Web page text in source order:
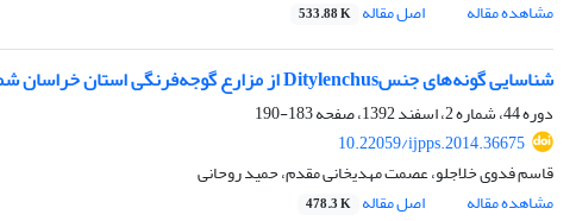
مشاهده مقاله
اصل مقاله 533.88 K
شناسایی گونه‌های جنسDitylenchus از مزارع گوجه‌فرنگی استان خراسان شمالی
دوره 44، شماره 2، اسفند 1392، صفحه
183-190
10.22059/ijpps.2014.36675
قاسم فدوی خلاجلو، عصمت مهدیخانی مقدم، حمید روحانی
مشاهده مقاله
اصل مقاله 478.3 K